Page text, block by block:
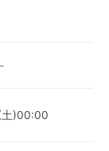
土)00:00